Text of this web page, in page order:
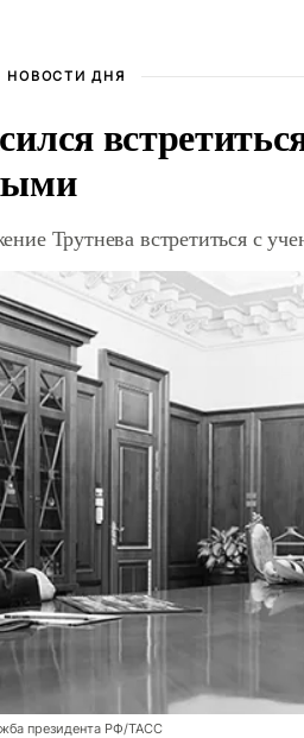
НОВОСТИ ДНЯ
Трутнева встретиться с
президента РФ/ТАСС